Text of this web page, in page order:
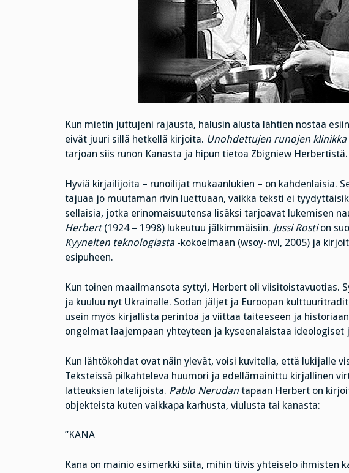
Kun mietin juttujeni rajausta, halusin alusta lähtien nostaa
eivät juuri sillä hetkellä kirjoita. Unohdettujen runojen klinikka
tarjoan siis runon Kanasta ja hipun tietoa Zbigniew Herbertistä.
Hyviä kirjailijoita – runoilijat mukaanlukien – on kahdenlaisia.
tajuaa jo muutaman rivin luettuaan, vaikka teksti ei
sellaisia, jotka erinomaisuutensa lisäksi tarjoavat lukemisen
Herbert(1924 – 1998) lukeutuu jälkimmäisiin. Jussi Rostion
Kyynelten teknologiasta-kokoelmaan (wsoy-nvl, 2005) ja
esipuheen.
Kun toinen maailmansota syttyi, Herbert oli viisitoistavuotias.
ja kuuluu nyt Ukrainalle. Sodan jäljet ja Euroopan
usein myös kirjallista perintöä ja viittaa taiteeseen ja
ongelmat laajempaan yhteyteen ja kyseenalaistaa ideologiset
Kun lähtökohdat ovat näin ylevät, voisi kuvitella, että lukijalle
Teksteissä pilkahteleva huumori ja edellämainittu kirjallinen
latteuksien latelijoista. Pablo Nerudantapaan Herbert on
objekteista kuten vaikkapa karhusta, viulusta tai kanasta:
”KANA
Kana on mainio esimerkki siitä, mihin tiivis yhteiselo ihmisten